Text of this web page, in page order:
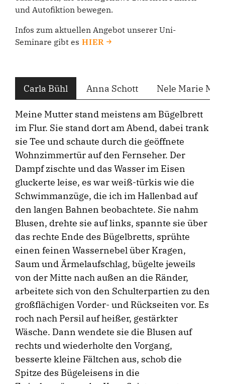
und Autofiktion bewegen.
Infos zum aktuellen Angebot unserer Uni-
Seminare gibt es HIER
Carla Bühl Anna Schott Nele Marie
Meine Mutter stand meistens am Bügelbrett
im Flur. Sie stand dort am Abend, dabei trank
sie Tee und schaute durch die geöffnete
Wohnzimmertür auf den Fernseher. Der
Dampf zischte und das Wasser im Eisen
gluckerte leise, es war weiß-türkis wie die
Schwimmanzüge, die ich im Hallenbad auf
den langen Bahnen beobachtete. Sie nahm
Blusen, drehte sie auf links, spannte sie über
das rechte Ende des Bügelbretts, sprühte
einen feinen Wassernebel über Kragen,
Saum und Ärmelaufschlag, bügelte jeweils
von der Mitte nach außen an die Ränder,
arbeitete sich von den Schulterpartien zu den
großflächigen Vorder- und Rückseiten vor. Es
roch nach Persil auf heißer, gestärkter
Wäsche. Dann wendete sie die Blusen auf
rechts und wiederholte den Vorgang,
besserte kleine Fältchen aus, schob die
Spitze des Bügeleisens in die